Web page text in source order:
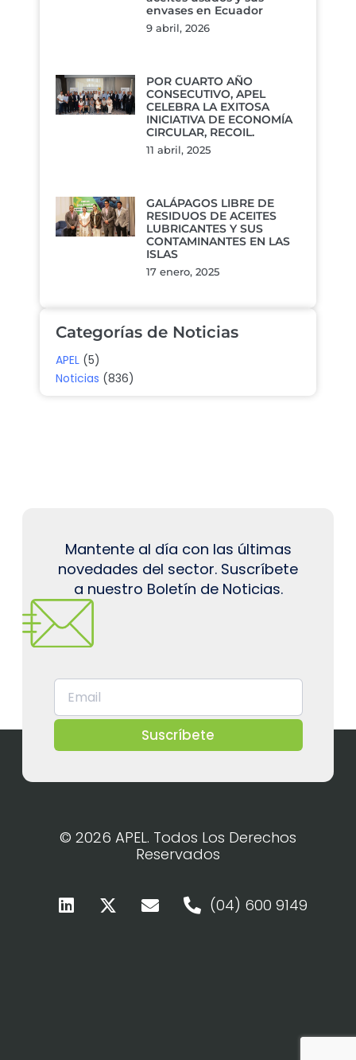
envases en Ecuador
9 abril, 2026
POR CUARTO AÑO
CONSECUTIVO, APEL
CELEBRA LA EXITOSA
INICIATIVA DE ECONOMÍA
CIRCULAR, RECOIL.
11 abril, 2025
GALÁPAGOS LIBRE DE
RESIDUOS DE ACEITES
LUBRICANTES Y SUS
CONTAMINANTES EN LAS
ISLAS
17 enero, 2025
Categorías de Noticias
APEL (5)
Noticias (836)
Mantente al día con las últimas
novedades del sector. Suscríbete
a nuestro Boletín de Noticias.
Suscríbete
© 2026 APEL. Todos Los Derechos
Reservados
(04) 600 9149